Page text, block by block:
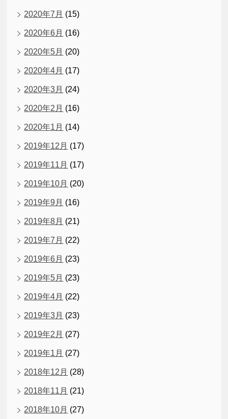
2020年7月 (15)
2020年6月 (16)
2020年5月 (20)
2020年4月 (17)
2020年3月 (24)
2020年2月 (16)
2020年1月 (14)
2019年12月 (17)
2019年11月 (17)
2019年10月 (20)
2019年9月 (16)
2019年8月 (21)
2019年7月 (22)
2019年6月 (23)
2019年5月 (23)
2019年4月 (22)
2019年3月 (23)
2019年2月 (27)
2019年1月 (27)
2018年12月 (28)
2018年11月 (21)
2018年10月 (27)